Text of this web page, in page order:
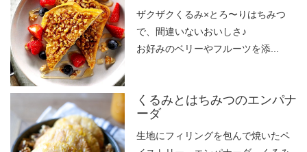
ザクザクくるみ×とろ〜りはちみつ
で、間違いないおいしさ♪
お好みのベリーやフルーツを添...
くるみとはちみつのエンパナ
ーダ
生地にフィリングを包んで焼いたペ